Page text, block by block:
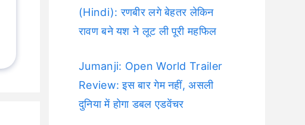
(Hindi): रणबीर लगे बेहतर लेकिन
रावण बने यश ने लूट ली पूरी महफिल
Jumanji: Open World Trailer
Review: इस बार गेम नहीं, असली
दुनिया में होगा डबल एडवेंचर